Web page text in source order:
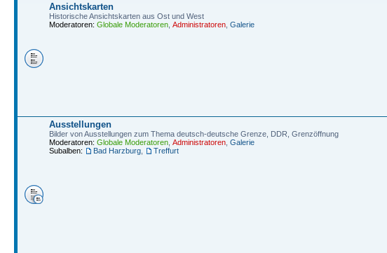
Ansichtskarten
Historische Ansichtskarten aus Ost und West
Moderatoren: Globale Moderatoren Administratoren Galerie
Ausstellungen
Bilder von Ausstellungen zum Thema deutsch-deutsche Grenze, DDR, Grenzöffnung
Moderatoren: Globale Moderatoren Administratoren Galerie
Subalben:
Bad Harzburg Treffurt